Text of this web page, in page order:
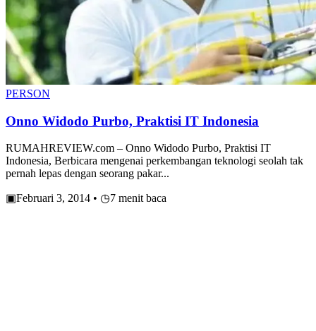
PERSON
Onno Widodo Purbo, Praktisi IT Indonesia
RUMAHREVIEW.com – Onno Widodo Purbo, Praktisi IT
Indonesia, Berbicara mengenai perkembangan teknologi seolah tak
pernah lepas dengan seorang pakar...
▣Februari 3, 2014 • ◷7 menit baca